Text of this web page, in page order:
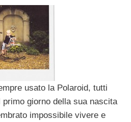
usato la Polaroid, tutti
primo giorno della sua nascita
impossibile vivere e